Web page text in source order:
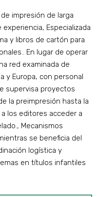
impresión de larga
Especializada
y libros de cartón para
En lugar de operar
red examinada de
y Europa, con personal
supervisa proyectos
la preimpresión hasta la
los editores acceder a
Mecanismos
se beneficia del
logística y
en títulos infantiles